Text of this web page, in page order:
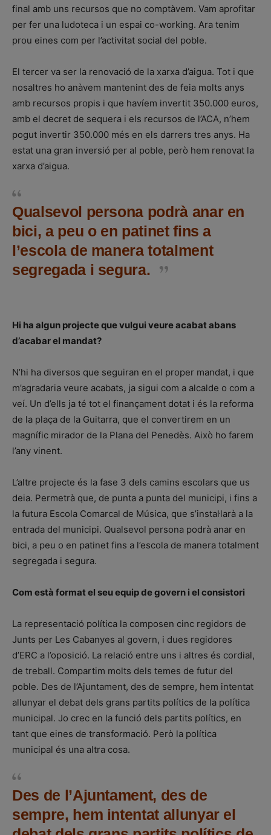
final amb uns recursos que no comptàvem. Vam aprofitar
per fer una ludoteca i un espai co-working. Ara tenim
prou eines com per l’activitat social del poble.
El tercer va ser la renovació de la xarxa d’aigua. Tot i que
nosaltres ho anàvem mantenint des de feia molts anys
amb recursos propis i que havíem invertit 350.000 euros,
amb el decret de sequera i els recursos de l’ACA, n’hem
pogut invertir 350.000 més en els darrers tres anys. Ha
estat una gran inversió per al poble, però hem renovat la
xarxa d’aigua.
Qualsevol persona podrà anar en
bici, a peu o en patinet fins a
l’escola de manera totalment
segregada i segura.
Hi ha algun projecte que vulgui veure acabat abans
d’acabar el mandat?
N’hi ha diversos que seguiran en el proper mandat, i que
m’agradaria veure acabats, ja sigui com a alcalde o com a
veí. Un d’ells ja té tot el finançament dotat i és la reforma
de la plaça de la Guitarra, que el convertirem en un
magnífic mirador de la Plana del Penedès. Això ho farem
l’any vinent.
L’altre projecte és la fase 3 dels camins escolars que us
deia. Permetrà que, de punta a punta del municipi, i fins a
la futura Escola Comarcal de Música, que s’instal·larà a la
entrada del municipi. Qualsevol persona podrà anar en
bici, a peu o en patinet fins a l’escola de manera totalment
segregada i segura.
Com està format el seu equip de govern i el consistori
La representació política la composen cinc regidors de
Junts per Les Cabanyes al govern, i dues regidores
d’ERC a l’oposició. La relació entre uns i altres és cordial,
de treball. Compartim molts dels temes de futur del
poble. Des de l’Ajuntament, des de sempre, hem intentat
allunyar el debat dels grans partits polítics de la política
municipal. Jo crec en la funció dels partits polítics, en
tant que eines de transformació. Però la política
municipal és una altra cosa.
Des de l’Ajuntament, des de
sempre, hem intentat allunyar el